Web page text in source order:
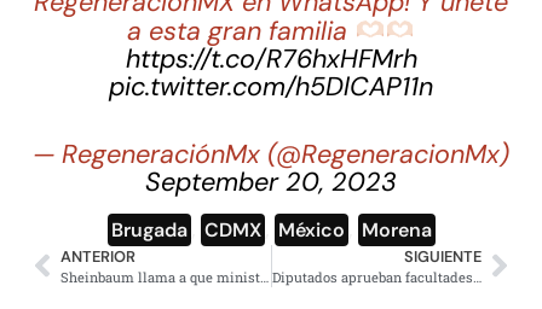
a esta gran familia
https://t.co/R76hxHFMrh
pic.twitter.com/h5DlCAP11n
— RegeneraciónMx (@RegeneracionMx)
September 20, 2023
Brugada CDMX México Morena
ANTERIOR SIGUIENTE